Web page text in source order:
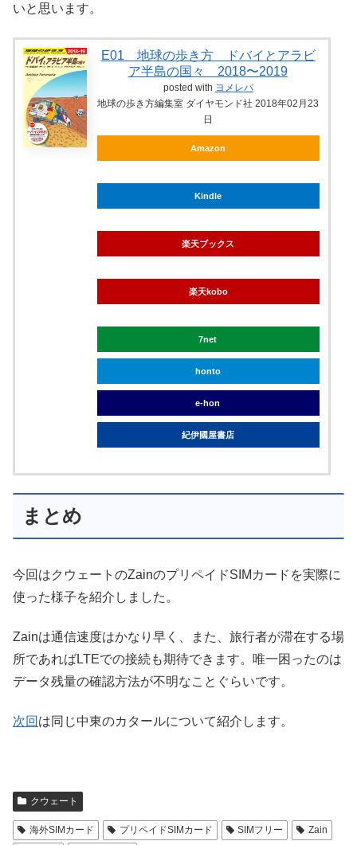
いと思います。
E01 地球の歩き方 ドバイとアラビ
ア半島の国々 2018〜2019
posted with ヨメレバ
地球の歩き方編集室 ダイヤモンド社 2018年02月23
日
Amazon
Kindle
楽天ブックス
楽天kobo
7net
honto
e-hon
紀伊國屋書店
まとめ
今回はクウェートのZainのプリペイドSIMカードを実際に
使った様子を紹介しました。
Zainは通信速度はかなり早く、また、旅行者が滞在する場
所であればLTEでの接続も期待できます。唯一困ったのは
データ残量の確認方法が不明なことぐらいです。
次回 は同じ中東のカタールについて紹介します。
クウェート
海外SIMカード プリペイドSIMカード SIMフリー
Zain